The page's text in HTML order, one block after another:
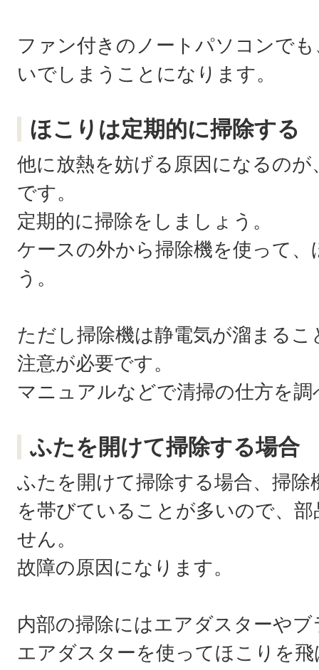
ファン付きのノートパソコンで
いでしまうことになります。
ほこりは定期的に掃除する
他に放熱を妨げる原因になるの
です。
定期的に掃除をしましょう。
ケースの外から掃除機を使って
う。
ただし掃除機は静電気が溜まる
注意が必要です。
マニュアルなどで清掃の仕方を
ふたを開けて掃除する場合
ふたを開けて掃除する場合、掃
を帯びていることが多いので、
せん。
故障の原因になります。
内部の掃除にはエアダスターや
エアダスターを使ってほこりを